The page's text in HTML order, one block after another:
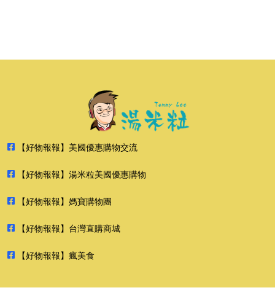
【好物報報】美國優惠購物交流
【好物報報】湯米粒美國優惠購物
【好物報報】媽寶購物團
【好物報報】台灣直購商城
【好物報報】瘋美食